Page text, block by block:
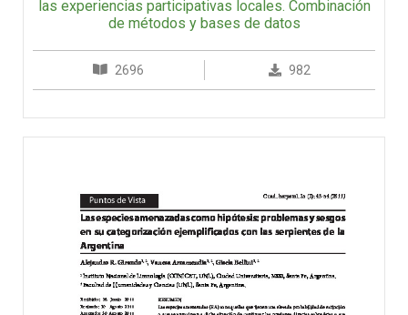
las experiencias participativas locales. Combinación
de métodos y bases de datos
2696 982